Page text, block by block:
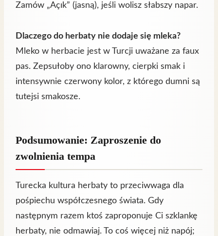
Zamów „Açık” (jasną), jeśli wolisz słabszy napar.
Dlaczego do herbaty nie dodaje się mleka?
Mleko w herbacie jest w Turcji uważane za faux
pas. Zepsułoby ono klarowny, cierpki smak i
intensywnie czerwony kolor, z którego dumni są
tutejsi smakosze.
Podsumowanie: Zaproszenie do
zwolnienia tempa
Turecka kultura herbaty to przeciwwaga dla
pośpiechu współczesnego świata. Gdy
następnym razem ktoś zaproponuje Ci szklankę
herbaty, nie odmawiaj. To coś więcej niż napój;